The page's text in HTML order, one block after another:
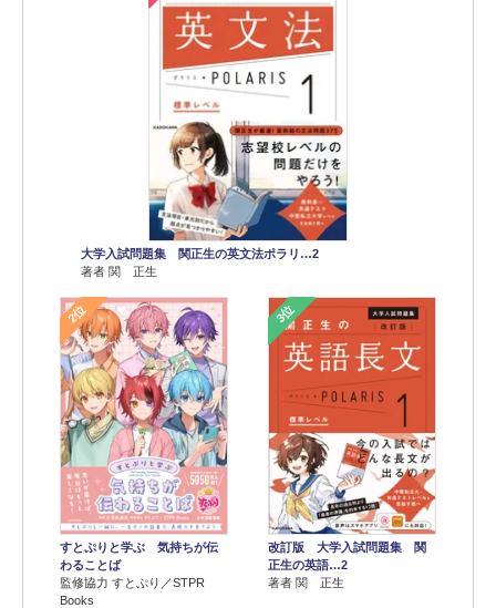
大学入試問題集 関正生の英文法ポラリ…2
著者 関 正生
2位
すとぷりと学ぶ 気持ちが伝
わることば
監修協力 すとぷり／STPR
Books
3位
改訂版 大学入試問題集 関
正生の英語…2
著者 関 正生